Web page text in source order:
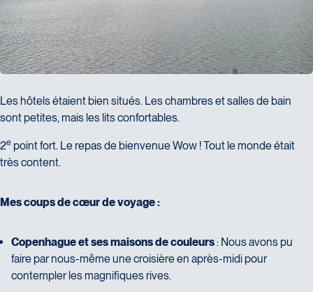
Les hôtels étaient bien situés. Les chambres et salles de bain
sont petites, mais les lits confortables.
2e point fort. Le repas de bienvenue Wow ! Tout le monde était
très content.
Mescoupsdecœurdevoyage:
Copenhague et ses maisons de couleurs: Nous avons pu
faire par nous-même une croisière en après-midi pour
contempler les magnifiques rives.